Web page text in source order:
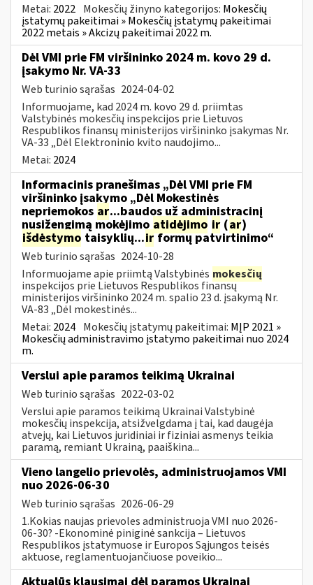
Metai: 2022 Mokesčių žinyno kategorijos: Mokesčių
įstatymų pakeitimai » Mokesčių įstatymų pakeitimai
2022 metais » Akcizų pakeitimai 2022 m.
Dėl VMI prie FM viršininko 2024 m. kovo 29 d.
įsakymo Nr. VA-33
Web turinio sąrašas 2024-04-02
Informuojame, kad 2024 m. kovo 29 d. priimtas
Valstybinės mokesčių inspekcijos prie Lietuvos
Respublikos finansų ministerijos viršininko įsakymas Nr.
VA-33 „Dėl Elektroninio kvito naudojimo...
Metai: 2024
Informacinis pranešimas „Dėl VMI prie FM
viršininko įsakymo „Dėl Mokestinės
nepriemokos ar...baudos už administracinį
nusižengimą mokėjimo atidėjimo ir (ar)
išdėstymo taisyklių...irformų patvirtinimo“
Web turinio sąrašas 2024-10-28
Informuojame apie priimtą Valstybinės mokesčių
inspekcijos prie Lietuvos Respublikos finansų
ministerijos viršininko 2024 m. spalio 23 d. įsakymą Nr.
VA-83 „Dėl mokestinės...
Metai: 2024 Mokesčių įstatymų pakeitimai: MĮP 2021 »
Mokesčių administravimo įstatymo pakeitimai nuo 2024
m.
Verslui apie paramos teikimą Ukrainai
Web turinio sąrašas 2022-03-02
Verslui apie paramos teikimą Ukrainai Valstybinė
mokesčių inspekcija, atsižvelgdama į tai, kad daugėja
atvejų, kai Lietuvos juridiniai ir fiziniai asmenys teikia
paramą, remiant Ukrainą, paaiškina...
Vieno langelio prievolės, administruojamos VMI
nuo 2026-06-30
Web turinio sąrašas 2026-06-29
1.Kokias naujas prievoles administruoja VMI nuo 2026-
06-30? -Ekonominė piniginė sankcija – Lietuvos
Respublikos įstatymuose ir Europos Sąjungos teisės
aktuose, reglamentuojančiuose poveikio...
Aktualūs klausimai dėl paramos Ukrainai